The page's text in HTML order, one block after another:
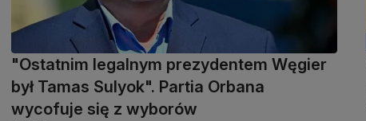
"Ostatnim legalnym prezydentem Węgier
był Tamas Sulyok". Partia Orbana
wycofuje się z wyborów